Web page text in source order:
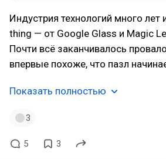
Индустрия технологий много лет
thing — от Google Glass и Magic
Почти всё заканчивалось
впервые похоже, что пазл
Показать полностью
3
5 3